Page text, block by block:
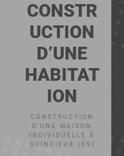
CONSTR
UCTION
D’UNE
HABITAT
ION
CONSTRUCTION
D'UNE MAISON
INDIVIDUELLE À
QUINCIEUX (69)